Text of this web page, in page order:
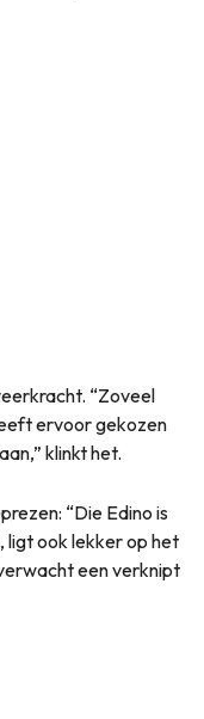
“Zoveel
ervoor gekozen
klinkt het.
“Die Edino is
ligt ook lekker op het
een verknipt